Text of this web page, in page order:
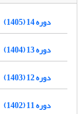
دوره 14 (1405)
دوره 13 (1404)
دوره 12 (1403)
دوره 11 (1402)